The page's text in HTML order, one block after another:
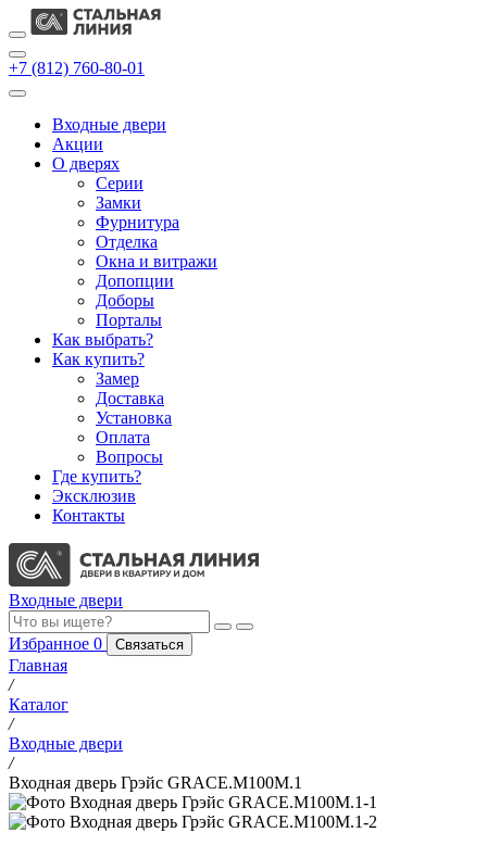
+7 (812) 760-80-01
Входные двери
Акции
О дверях
Cерии
Замки
Фурнитура
Отделка
Окна и витражи
Допопции
Доборы
Порталы
Как выбрать?
Как купить?
Замер
Доставка
Установка
Оплата
Вопросы
Где купить?
Эксклюзив
Контакты
Входные двери
Избранное 0 Связаться
Главная
/
Каталог
/
Входные двери
/
Входная дверь Грэйс GRACE.M100M.1